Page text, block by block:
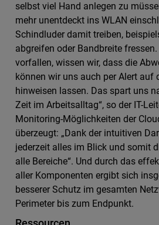
selbst viel Hand anlegen zu
mehr unentdeckt ins WLAN
Schindluder damit treiben,
abgreifen oder Bandbreite
vorfallen, wissen wir, dass die
können wir uns auch per Alert auf
hinweisen lassen. Das spart uns
Zeit im Arbeitsalltag“, so der IT-
Monitoring-Möglichkeiten der
überzeugt: „Dank der intuitiven
jederzeit alles im Blick und somit
alle Bereiche“. Und durch das
aller Komponenten ergibt sich
besserer Schutz im gesamten
Perimeter bis zum Endpunkt.